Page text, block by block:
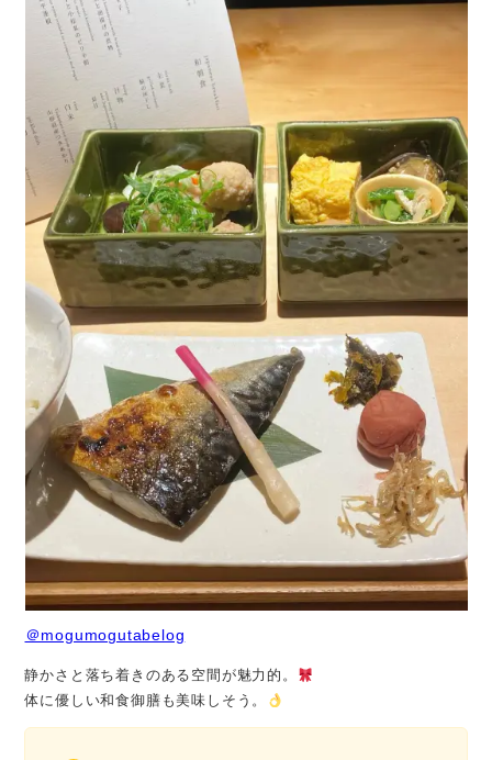
＠mogumogutabelog
静かさと落ち着きのある空間が魅力的。
体に優しい和食御膳も美味しそう。